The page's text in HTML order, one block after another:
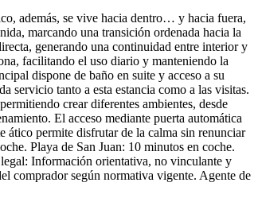
además, se vive hacia dentro… y hacia fuera,
marcando una transición ordenada hacia la
generando una continuidad entre interior y
facilitando el uso diario y manteniendo la
dispone de baño en suite y acceso a su
servicio tanto a esta estancia como a las visitas.
crear diferentes ambientes, desde
El acceso mediante puerta automática
ático permite disfrutar de la calma sin renunciar
Playa de San Juan: 10 minutos en coche.
Información orientativa, no vinculante y
comprador según normativa vigente. Agente de